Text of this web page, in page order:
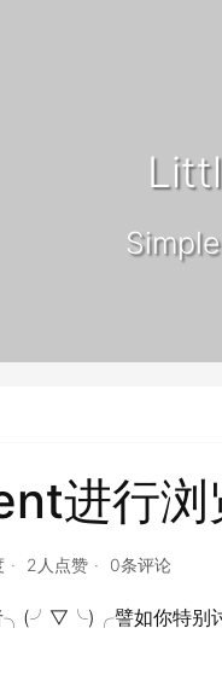
进行浏
2人点赞 0条评论
╮(╯▽╰)╭譬如你特别